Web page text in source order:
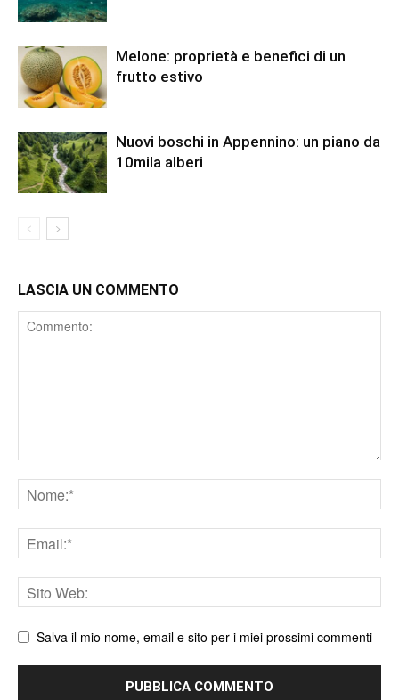
Melone: proprietà e benefici di un
frutto estivo
Nuovi boschi in Appennino: un piano da
10mila alberi
LASCIA UN COMMENTO
Comment
Nome
Email
Sito
web
Salva il mio nome, email e sito per i miei prossimi commenti